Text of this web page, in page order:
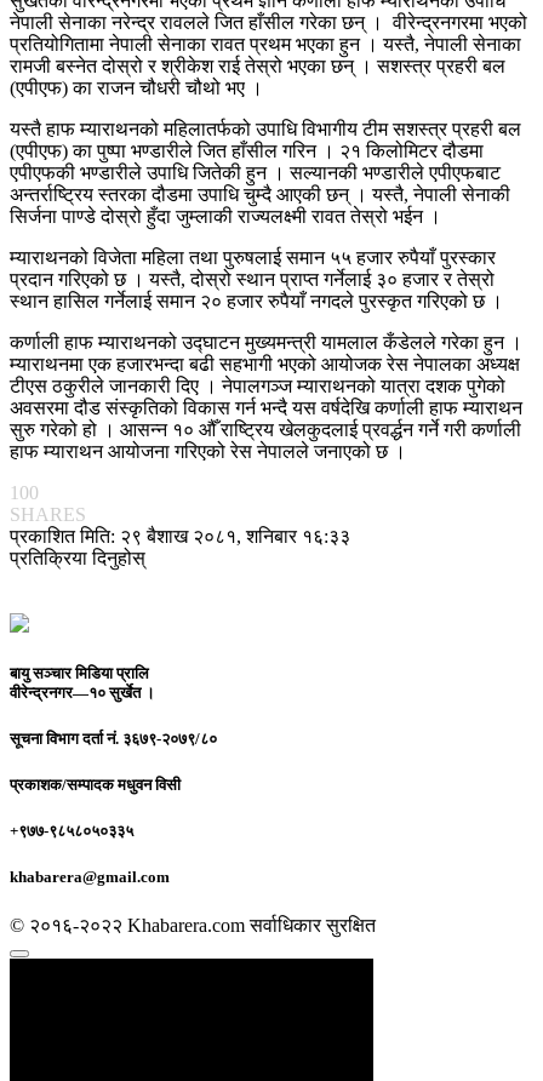
नेपाली सेनाका नरेन्द्र रावलले जित हाँसील गरेका छन् । वीरेन्द्रनगरमा भएको
प्रतियोगितामा नेपाली सेनाका रावत प्रथम भएका हुन । यस्तै, नेपाली सेनाका
रामजी बस्नेत दोस्रो र श्रीकेश राई तेस्रो भएका छन् । सशस्त्र प्रहरी बल
(एपीएफ) का राजन चौधरी चौथो भए ।
यस्तै हाफ म्याराथनको महिलातर्फको उपाधि विभागीय टीम सशस्त्र प्रहरी बल
(एपीएफ) का पुष्पा भण्डारीले जित हाँसील गरिन । २१ किलोमिटर दौडमा
एपीएफकी भण्डारीले उपाधि जितेकी हुन । सल्यानकी भण्डारीले एपीएफबाट
अन्तर्राष्ट्रिय स्तरका दौडमा उपाधि चुम्दै आएकी छन् । यस्तै, नेपाली सेनाकी
सिर्जना पाण्डे दोस्रो हुँदा जुम्लाकी राज्यलक्ष्मी रावत तेस्रो भईन ।
म्याराथनको विजेता महिला तथा पुरुषलाई समान ५५ हजार रुपैयाँ पुरस्कार
प्रदान गरिएको छ । यस्तै, दोस्रो स्थान प्राप्त गर्नेलाई ३० हजार र तेस्रो
स्थान हासिल गर्नेलाई समान २० हजार रुपैयाँ नगदले पुरस्कृत गरिएको छ ।
कर्णाली हाफ म्याराथनको उद्घाटन मुख्यमन्त्री यामलाल कँडेलले गरेका हुन ।
म्याराथनमा एक हजारभन्दा बढी सहभागी भएको आयोजक रेस नेपालका अध्यक्ष
टीएस ठकुरीले जानकारी दिए । नेपालगञ्ज म्याराथनको यात्रा दशक पुगेको
अवसरमा दौड संस्कृतिको विकास गर्न भन्दै यस वर्षदेखि कर्णाली हाफ म्याराथन
सुरु गरेको हो । आसन्न १० औँ राष्ट्रिय खेलकुदलाई प्रवर्द्धन गर्ने गरी कर्णाली
हाफ म्याराथन आयोजना गरिएको रेस नेपालले जनाएको छ ।
100
SHARES
प्रकाशित मिति: २९ बैशाख २०८१, शनिबार १६:३३
प्रतिक्रिया दिनुहोस्
बायु सञ्चार मिडिया प्रालि
वीरेन्द्रनगर—१० सुर्खेत ।
सूचना विभाग दर्ता नं. ३६७९-२०७९/८०
प्रकाशक/सम्पादकमधुवन विसी
+९७७-९८५८०५०३३५
khabarera@gmail.com
© २०१६-२०२२ Khabarera.com सर्वाधिकार सुरक्षित